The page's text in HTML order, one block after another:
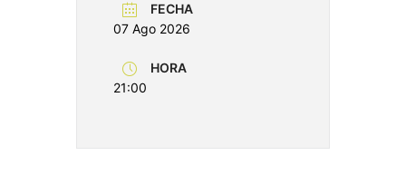
FECHA
07 Ago 2026
HORA
21:00